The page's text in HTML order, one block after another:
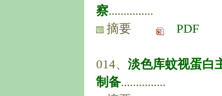
察...............
摘要
PDF
014、 淡色库蚊视蛋白
制备...............